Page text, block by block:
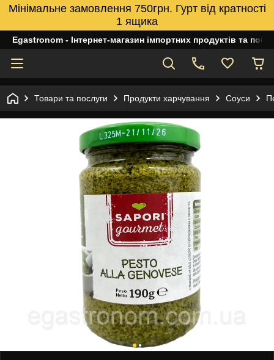
Мінімальне замовлення 750грн. Гурт від кратності
1 ящика
Egastronom - Інтернет-магазин імпортних продуктів та
Товари та послуги Продукти харчування Соуси